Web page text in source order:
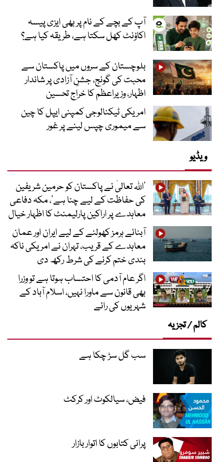
آپ کے بچے کے نام پر بھی ایزی پیسہ
اکاؤنٹ کھل سکتا ہے، طریقہ کیا ہے؟
بلوچستان کے سروں میں پاکستان سے
محبت کی گونج، جشنِ آزادی پر شاندار
اظہار، وزیراعظم کا خراج تحسین
امریکی ٹیکنالوجی کمپنی ایپل کا چین
سے میموری چپس لینے پر غور
ویڈیو
’اللہ تعالیٰ نے پاکستان کو حرمین شریفین
کی حفاظت کے لیے چنا ہے‘، مکہ دفاعی
معاہدے پر اراکین پارلیمنٹ کا اظہار خیال
آبنائے ہرمز کھولنے کے لیے ایران اور عمان
معاہدے کے قریب، تہران نے امریکی ناکہ
بندی ختم کرنے کی شرط رکھ دی
اگر عام آدمی کا احتساب ہوتا ہے تو وزرا
بھی قانون سے ماورا نہیں، اسلام آباد کے
شہریوں کی رائے
کالم / تجزیہ
سب گل سڑ چکا ہے
فیض، سیالکوٹ اور کرکٹ
پرانی کتابوں کا اتوار بازار